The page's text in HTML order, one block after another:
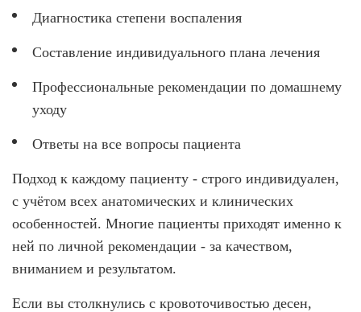
Диагностика степени воспаления
Составление индивидуального плана лечения
Профессиональные рекомендации по домашнему
уходу
Ответы на все вопросы пациента
Подход к каждому пациенту - строго индивидуален,
с учётом всех анатомических и клинических
особенностей. Многие пациенты приходят именно к
ней по личной рекомендации - за качеством,
вниманием и результатом.
Если вы столкнулись с кровоточивостью десен,